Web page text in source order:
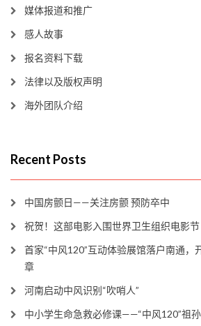
媒体报道和推广
感人故事
报名资料下载
法律以及版权声明
海外团队介绍
Recent Posts
中国房颤日——关注房颤 预防卒中
祝贺！这部电影入围世界卫生组织电影节
首家“中风120”互动体验展馆落户南通，
章
河南启动中风识别“吹哨人”
中小学生命急救必修课——“中风120”祖